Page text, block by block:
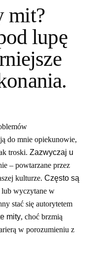
mit?
lupę
do mnie opiekunowie,
troski.Zazwyczaj u
– powtarzane przez
kulturze.Często są
lub wyczytane w
stać się autorytetem
mity, choć brzmią
w porozumieniu z